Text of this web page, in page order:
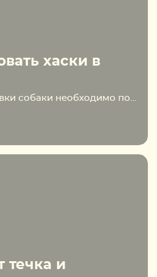
хаски в
К вопросу дрессировки собаки необходимо подходить с такой же ответственностью, как и к воспитанию ребёнка. Ведь от того, насколько послушным будет питомец зависит не только имидж его владельца, но и здоровье и безопасность самой собаки. Миру известно немало пород, воспитание которых…
течка и